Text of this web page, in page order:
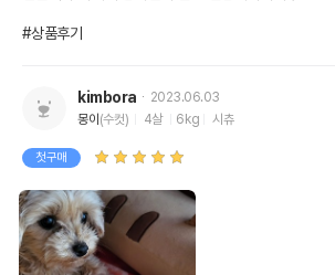
#상품후기
kimbora
2023.06.03
몽이 (수컷) 4살 6kg 시츄
첫구매